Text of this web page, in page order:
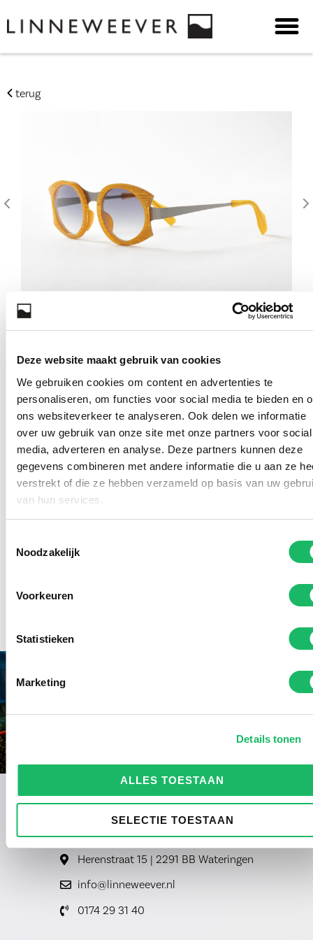
Deze website maakt gebruik van cookies
We gebruiken cookies om content en advertenties te
personaliseren, om functies voor social media te bieden en
ons websiteverkeer te analyseren. Ook delen we informatie
over uw gebruik van onze site met onze partners voor social
media, adverteren en analyse. Deze partners kunnen deze
gegevens combineren met andere informatie die u aan ze
verstrekt of die ze hebben verzameld op basis van uw
van hun services.
Noodzakelijk
Voorkeuren
Statistieken
Marketing
Details tonen
ALLES TOESTAAN
SELECTIE TOESTAAN
terug
Kom deze (zonne)brillen
passen in onze winkel
Herenstraat 15 | 2291 BB Wateringen
info@linneweever.nl
0174 29 31 40